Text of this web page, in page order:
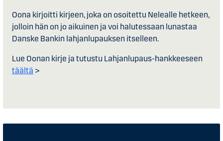
Oona kirjoitti kirjeen, joka on osoitettu Nelealle hetkeen,
jolloin hän on jo aikuinen ja voi halutessaan lunastaa
Danske Bankin lahjanlupauksen itselleen.
Lue Oonan kirje ja tutustu Lahjanlupaus-hankkeeseen
täältä >